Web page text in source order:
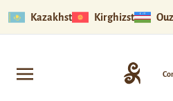
Kazakhstan Kirghizstan